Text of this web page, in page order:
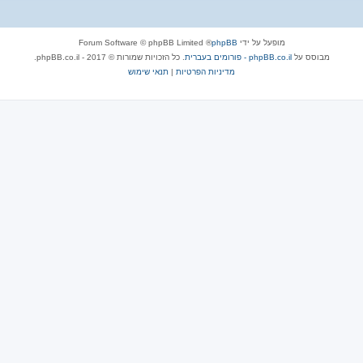
מופעל על ידי phpBB
® Forum Software © phpBB Limited
מבוסס עלphpBB.co.il - פורומים בעברית
. כל הזכויות שמורות © 2017 - phpBB.co.il.
מדיניות הפרטיות | תנאי שימוש